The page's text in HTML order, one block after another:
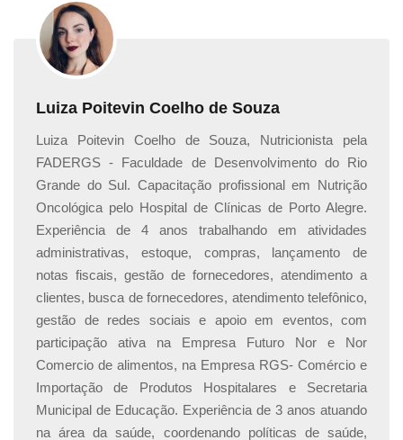
Luiza Poitevin Coelho de Souza
Luiza Poitevin Coelho de Souza, Nutricionista pela
FADERGS - Faculdade de Desenvolvimento do Rio
Grande do Sul. Capacitação profissional em Nutrição
Oncológica pelo Hospital de Clínicas de Porto Alegre.
Experiência de 4 anos trabalhando em atividades
administrativas, estoque, compras, lançamento de
notas fiscais, gestão de fornecedores, atendimento a
clientes, busca de fornecedores, atendimento telefônico,
gestão de redes sociais e apoio em eventos, com
participação ativa na Empresa Futuro Nor e Nor
Comercio de alimentos, na Empresa RGS- Comércio e
Importação de Produtos Hospitalares e Secretaria
Municipal de Educação. Experiência de 3 anos atuando
na área da saúde, coordenando políticas de saúde,